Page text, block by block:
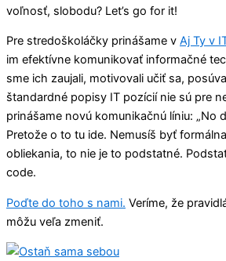
voľnosť, slobodu? Let’s go for it!
Pre stredoškoláčky prinášame v Aj Ty v
im efektívne komunikovať informačné
sme ich zaujali, motivovali učiť sa,
štandardné popisy IT pozícií nie sú pre
prinášame novú komunikačnú líniu: „No
Pretože o to tu ide. Nemusíš byť
obliekania, to nie je to podstatné.
code.
Poďte do toho s nami. Veríme, že
môžu veľa zmeniť.